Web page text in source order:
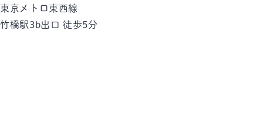
東京メトロ東西線
竹橋駅3b出口 徒歩5分